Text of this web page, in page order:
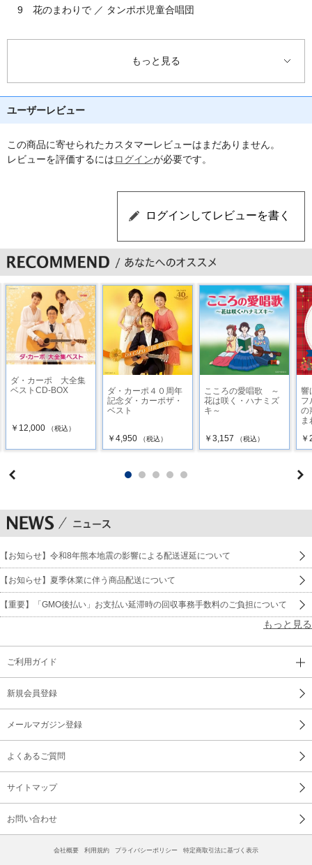
9 花のまわりで ／ タンポポ児童合唱団
10 みかんの花咲く丘 ／ 鮫島 有美子
11 からたちの花 ／ ダ・カーポ
12 茶摘 ／ ダ・カーポ
13 ハナミズキ ／ 一青 窈
14 花の街 ／ 森の木児童合唱団
16 バラが咲いた ／ 山野 さと子
17 エーデルワイス ／ 杉並児童合唱団
18 野に咲く花のように ／ ダ・カーポ
19 この広い野原いっぱい ／ やまがた すみこ
20 庭の千草 ／ 鮫島 有美子
21 野菊 ／ ダ・カーポ
22 山茶花 ／ 川田 正子
23 花は咲く ／ 練馬児童合唱団
24 この道 ／ 望月 あさ子/ 安孫子 奈穂美
もっと見る
ユーザーレビュー
この商品に寄せられたカスタマーレビューはまだありません。
レビューを評価するにはログインが必要です。
ダ・カーポ 大全集
ベストCD-BOX
￥12,000 （税込）
ダ・カーポ４０周年
記念ダ・カーポザ・
ベスト
￥4,950 （税込）
こころの愛唱歌 ～
花は咲く・ハナミズ
キ～
￥3,157 （税込）
響
フ
の
ま
【お知らせ】令和8年熊本地震の影響による配送遅延について
【お知らせ】夏季休業に伴う商品配送について
【重要】「GMO後払い」お支払い延滞時の回収事務手数料のご負担について
もっと見る
ご利用ガイド
新規会員登録
メールマガジン登録
よくあるご質問
サイトマップ
お問い合わせ
会社概要 利用規約 プライバシーポリシー 特定商取引法に基づく表示